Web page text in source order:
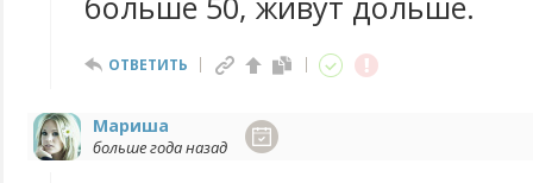
ОТВЕТИТЬ
Мариша
больше года назад